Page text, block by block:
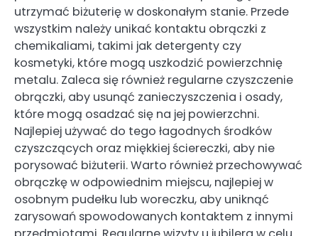
utrzymać biżuterię w doskonałym stanie. Przede
wszystkim należy unikać kontaktu obrączki z
chemikaliami, takimi jak detergenty czy
kosmetyki, które mogą uszkodzić powierzchnię
metalu. Zaleca się również regularne czyszczenie
obrączki, aby usunąć zanieczyszczenia i osady,
które mogą osadzać się na jej powierzchni.
Najlepiej używać do tego łagodnych środków
czyszczących oraz miękkiej ściereczki, aby nie
porysować biżuterii. Warto również przechowywać
obrączkę w odpowiednim miejscu, najlepiej w
osobnym pudełku lub woreczku, aby uniknąć
zarysowań spowodowanych kontaktem z innymi